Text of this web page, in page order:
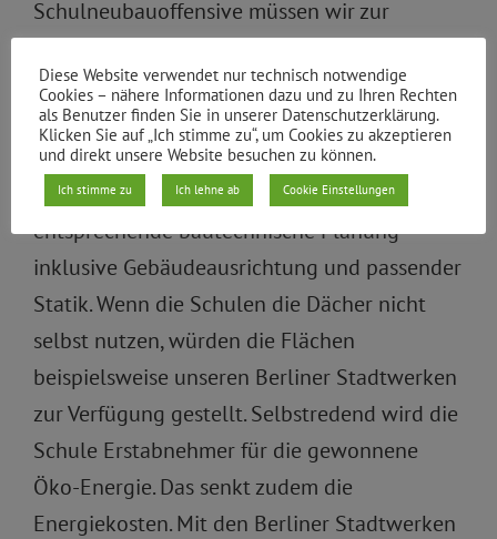
Schulneubauoffensive müssen wir zur
aktiven Ausgestaltung der Energiewende
nutzen. Dächer und wo möglich auch
Fassaden müssen für die Solarnutzung für
Strom- oder Wärmegewinnung tauglich sein.
Grundvoraussetzung dafür ist eine
entsprechende bautechnische Planung
inklusive Gebäudeausrichtung und passender
Statik. Wenn die Schulen die Dächer nicht
selbst nutzen, würden die Flächen
beispielsweise unseren Berliner Stadtwerken
zur Verfügung gestellt. Selbstredend wird die
Schule Erstabnehmer für die gewonnene
Öko-Energie. Das senkt zudem die
Energiekosten. Mit den Berliner Stadtwerken
Diese Website verwendet nur technisch notwendige
Cookies – nähere Informationen dazu und zu Ihren Rechten
als Benutzer finden Sie in unserer Datenschutzerklärung.
Klicken Sie auf „Ich stimme zu“, um Cookies zu akzeptieren
und direkt unsere Website besuchen zu können.
Ich stimme zu Ich lehne ab Cookie Einstellungen